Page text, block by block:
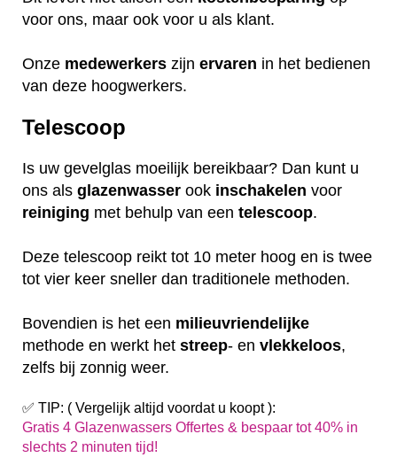
voor ons, maar ook voor u als klant.
Onze medewerkers zijn ervaren in het bedienen
van deze hoogwerkers.
Telescoop
Is uw gevelglas moeilijk bereikbaar? Dan kunt u
ons als glazenwasser ook inschakelen voor
reiniging met behulp van een telescoop.
Deze telescoop reikt tot 10 meter hoog en is twee
tot vier keer sneller dan traditionele methoden.
Bovendien is het een milieuvriendelijke
methode en werkt het streep- en vlekkeloos,
zelfs bij zonnig weer.
✅ TIP: ( Vergelijk altijd voordat u koopt ):
Gratis 4 Glazenwassers Offertes & bespaar tot 40% in
slechts 2 minuten tijd!